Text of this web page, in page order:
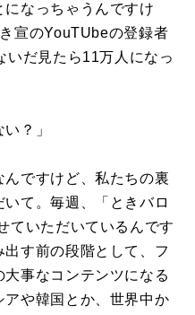
なっちゃうんですけ
宣のYouTUbeの登録者
いだ見たら11万人になっ
？」
ですけど、私たちの裏
て。毎週、「ときバロ
ていただいているんです
す前の段階として、フ
事なコンテンツになる
アや韓国とか、世界中か